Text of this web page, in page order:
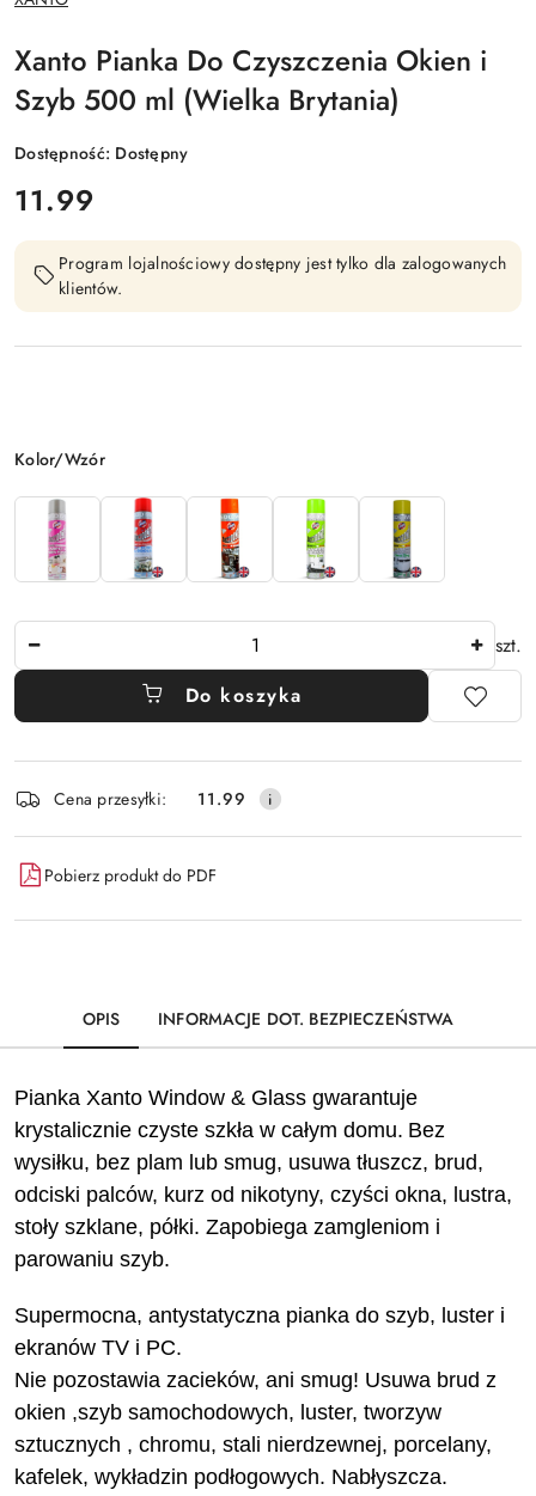
PRODUCENTA:
Xanto Pianka Do Czyszczenia Okien i
Szyb 500 ml (Wielka Brytania)
Dostępność: Dostępny
cena:
11.99
Program lojalnościowy dostępny jest tylko dla zalogowanych
klientów.
Wariant
Kolor/Wzór
szt.
Do koszyka
i
dostawa
Cena przesyłki: 11.99
Pobierz produkt do PDF
OPIS INFORMACJE DOT. BEZPIECZEŃSTWA
Pianka Xanto Window & Glass gwarantuje
krystalicznie czyste szkła w całym domu. Bez
wysiłku, bez plam lub smug, usuwa tłuszcz, brud,
odciski palców, kurz od nikotyny, czyści okna, lustra,
stoły szklane, półki. Zapobiega zamgleniom i
parowaniu szyb.
Supermocna, antystatyczna pianka do szyb, luster i
ekranów TV i PC.
Nie pozostawia zacieków, ani smug! Usuwa brud z
okien ,szyb samochodowych, luster, tworzyw
sztucznych , chromu, stali nierdzewnej, porcelany,
kafelek, wykładzin podłogowych. Nabłyszcza.